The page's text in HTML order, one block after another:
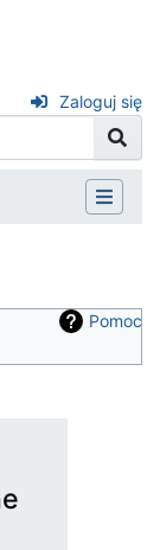
Zaloguj się
Pomoc